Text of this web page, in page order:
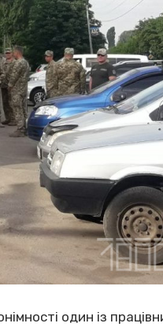
один із